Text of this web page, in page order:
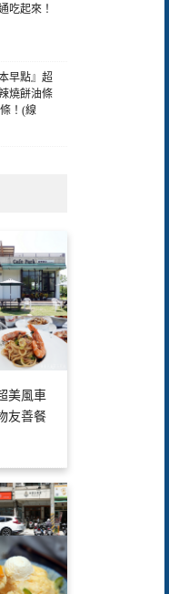
吃起來！
早點』超
燒餅油條
！(線
美風車
友善餐